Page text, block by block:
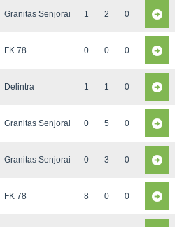
Granitas Senjorai 1 2 0
FK 78 0 0 0
Delintra 1 1 0
Granitas Senjorai 0 5 0
Granitas Senjorai 0 3 0
FK 78 8 0 0